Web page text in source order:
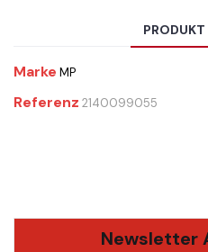
Marke MP
Referenz 2140099055
Newsletter